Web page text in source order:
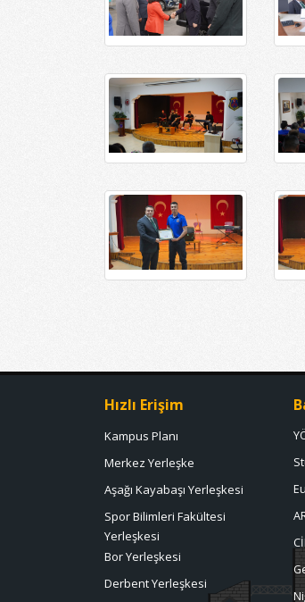
Hızlı Erişim
Kampus Planı
Merkez Yerleşke
Aşağı Kayabaşı Yerleşkesi
Spor Bilimleri Fakültesi
Yerleşkesi
Bor Yerleşkesi
Derbent Yerleşkesi